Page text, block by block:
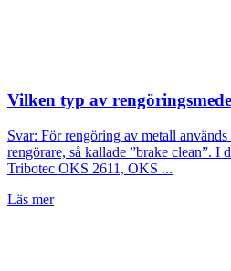
Vilken typ av
Svar: För rengöring av metall används
rengörare, så kallade ”brake clean”. I
Tribotec OKS 2611, OKS ...
Läs mer